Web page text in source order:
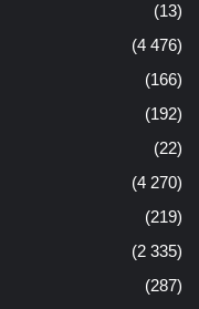
(13)
(4 476)
(166)
(192)
(22)
(4 270)
(219)
(2 335)
(287)